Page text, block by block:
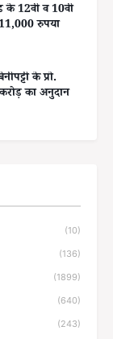
के 12वीं व 10वीं
रुपया
के प्रो.
का अनुदान
(10)
(136)
(1899)
(640)
(243)